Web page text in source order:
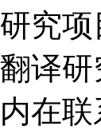
究
译
在